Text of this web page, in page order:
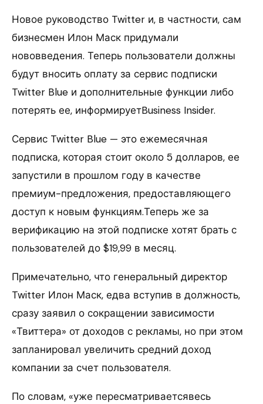
Новое руководство Twitter и, в частности, сам
бизнесмен Илон Маск придумали
нововведения. Теперь пользователи должны
будут вносить оплату за сервис подписки
Twitter Blue и дополнительные функции либо
потерять ее, информируетBusiness Insider.
Сервис Twitter Blue — это ежемесячная
подписка, которая стоит около 5 долларов, ее
запустили в прошлом году в качестве
премиум-предложения, предоставляющего
доступ к новым функциям.Теперь же за
верификацию на этой подписке хотят брать с
пользователей до $19,99 в месяц.
Примечательно, что генеральный директор
Twitter Илон Маск, едва вступив в должность,
сразу заявил о сокращении зависимости
«Твиттера» от доходов с рекламы, но при этом
запланировал увеличить средний доход
компании за счет пользователя.
По словам, «уже пересматриваетсявесь